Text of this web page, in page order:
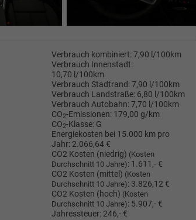
Verbrauch kombiniert:7,90 l/100km
Verbrauch Innenstadt:
10,70 l/100km
Verbrauch Stadtrand:7,90 l/100km
Verbrauch Landstraße: 6,80 l/100km
Verbrauch Autobahn:7,70 l/100km
CO2-Emissionen: 179,00 g/km
CO2-Klasse: G
Energiekosten bei 15.000 km pro
Jahr: 2.066,64 €
CO2 Kosten (niedrig) (Kosten
Durchschnitt 10 Jahre): 1.611,- €
CO2 Kosten (mittel) (Kosten
Durchschnitt 10 Jahre): 3.826,12 €
CO2 Kosten (hoch) (Kosten
Durchschnitt 10 Jahre): 5.907,- €
Jahressteuer: 246,- €